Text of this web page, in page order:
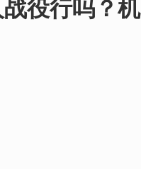
役行吗？机